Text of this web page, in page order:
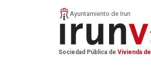
Ayuntamiento de Irun
Sociedad Pública de Vivienda